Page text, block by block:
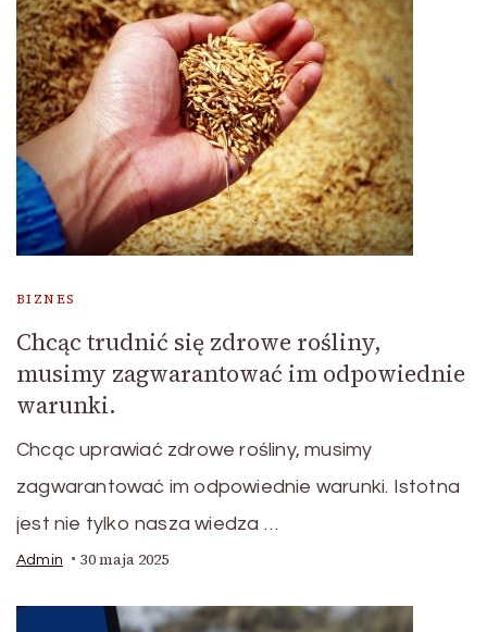
BIZNES
Chcąc trudnić się zdrowe rośliny,
musimy zagwarantować im odpowiednie
warunki.
Chcąc uprawiać zdrowe rośliny, musimy
zagwarantować im odpowiednie warunki. Istotna
jest nie tylko nasza wiedza …
Admin 30 maja 2025